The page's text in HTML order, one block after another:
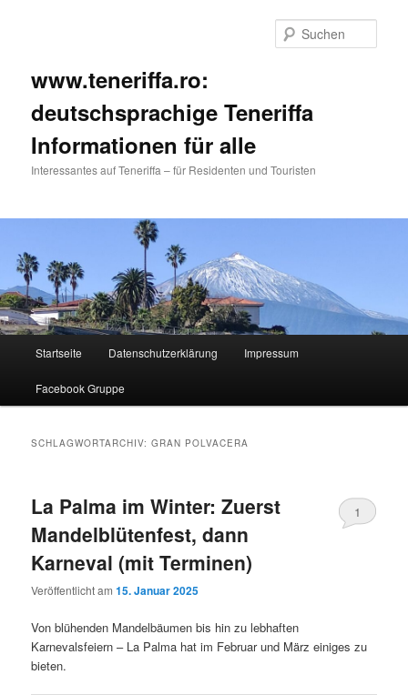
www.teneriffa.ro:
deutschsprachige Teneriffa
Informationen für alle
Interessantes auf Teneriffa – für Residenten und Touristen
Zum
primären
Zum
sekundären
Startseite Datenschutzerklärung Impressum
Facebook Gruppe
SCHLAGWORTARCHIV:GRAN POLVACERA
La Palma im Winter: Zuerst
Mandelblütenfest, dann
Karneval (mit Terminen)
Veröffentlicht am15. Januar 2025
1
Von blühenden Mandelbäumen bis hin zu lebhaften
Karnevalsfeiern – La Palma hat im Februar und März einiges zu
bieten.